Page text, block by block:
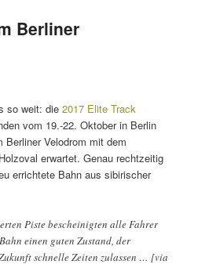
Berliner
so weit: die2017 Elite Track
vom 19.-22. Oktober in Berlin
Velodrom mit dem
erwartet. Genau rechtzeitig
errichtete Bahn aus sibirischer
Piste bescheinigten alle Fahrer
einen guten Zustand, der
schnelle Zeiten zulassen … [via